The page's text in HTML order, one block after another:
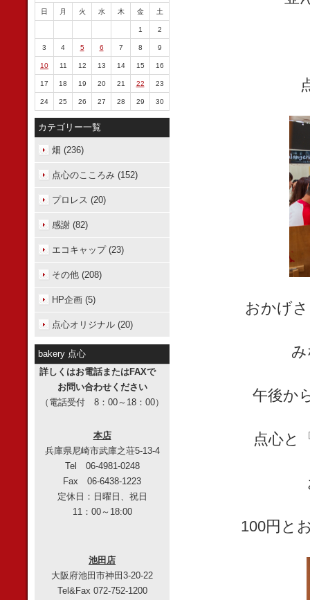
おかげ
午後か
点心と
100円と
日 月 火 水 木 金 土
1 2
3 4 5 6 7 8 9
10 11 12 13 14 15 16
17 18 19 20 21 22 23
24 25 26 27 28 29 30
カテゴリー一覧
畑 (236)
点心のこころみ (152)
プロレス (20)
感謝 (82)
エコキャップ (23)
その他 (208)
HP企画 (5)
点心オリジナル (20)
bakery 点心
詳しくはお電話またはFAXで
お問い合わせください
（電話受付 8：00～18：00）
本店
兵庫県尼崎市武庫之荘5-13-4
Tel 06-4981-0248
Fax 06-6438-1223
定休日：日曜日、祝日
11：00～18:00
池田店
大阪府池田市神田3-20-22
Tel&Fax 072-752-1200